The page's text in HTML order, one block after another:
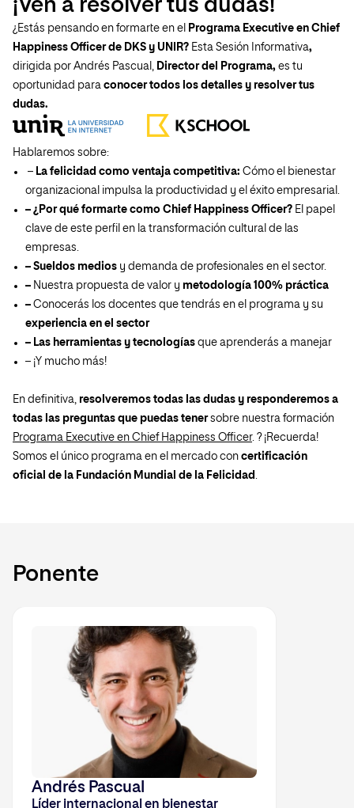
¡Ven a resolver tus dudas!
¿Estás pensando en formarte en el
Programa Executive en Chief
Happiness Officer de DKS y UNIR? Esta Sesión Informativa,
dirigida por Andrés Pascual,
Director del Programa, es tu
oportunidad para conocer todos los detalles y resolver tus
dudas.
Hablaremos sobre:
– La felicidad como ventaja competitiva: Cómo el bienestar
organizacional impulsa la productividad y el éxito empresarial.
– ¿Por qué formarte como Chief Happiness Officer? El papel
clave de este perfil en la transformación cultural de las
empresas.
– Sueldos medios y demanda de profesionales en el sector.
– Nuestra propuesta de valor y metodología 100% práctica
– Conocerás los docentes que tendrás en el programa y su
experiencia en el sector
– Las herramientas y tecnologías que aprenderás a manejar
– ¡Y mucho más!
En definitiva, resolveremos todas las dudas y responderemos a
todas las preguntas que puedas tenersobre nuestra formación
Programa Executive en Chief Happiness Officer. ? ¡Recuerda!
Somos el único programa en el mercado con certificación
oficial de la Fundación Mundial de la Felicidad
Ponente
Andrés Pascual
Líder internacional en bienestar